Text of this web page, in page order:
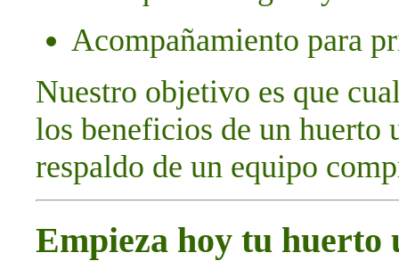
Acompañamiento para
Nuestro objetivo es que
los beneficios de un huerto
respaldo de un equipo
Empieza hoy tu huerto